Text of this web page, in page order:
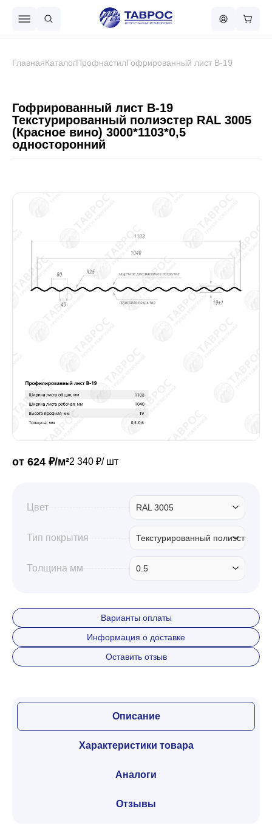
Металлочерепица
Сваи винтовые
Забор
Водосточная система
ГлавнаяКаталогПрофнастилГофрированный лист В-19
Гофрированный лист В-19
Текстурированный полиэстер RAL 3005
(Красное вино) 3000*1103*0,5
односторонний
от 624 ₽/м²2 340 ₽/ шт
Цвет RAL 3005
Тип покрытия Текстурированный полиэстер
Толщина мм 0.5
Варианты оплаты
Информация о доставке
Оставить отзыв
Описание
Характеристики товара
Аналоги
Отзывы